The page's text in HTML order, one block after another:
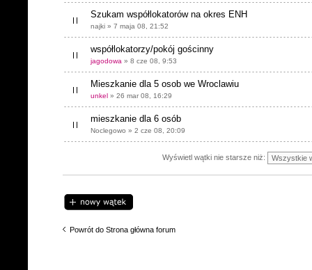
Szukam współlokatorów na okres ENH
najki » 7 maja 08, 21:52
współlokatorzy/pokój gościnny
jagodowa » 8 cze 08, 9:53
Mieszkanie dla 5 osob we Wroclawiu
unkel » 26 mar 08, 16:29
mieszkanie dla 6 osób
Noclegowo » 2 cze 08, 20:09
Wyświetl wątki nie starsze niż:
Napisz wątek
Powrót do Strona główna forum